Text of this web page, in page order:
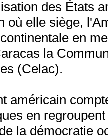
des États
où elle siège,
en
la
(Celac).
américain
en
la démocratie